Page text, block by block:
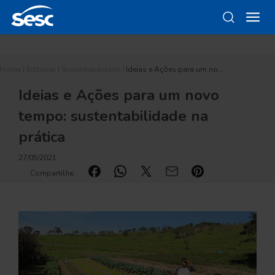
Ideias e Ações para um no…
Ideias e Ações para um novo
tempo: sustentabilidade na
prática
27/05/2021
Compartilhe: